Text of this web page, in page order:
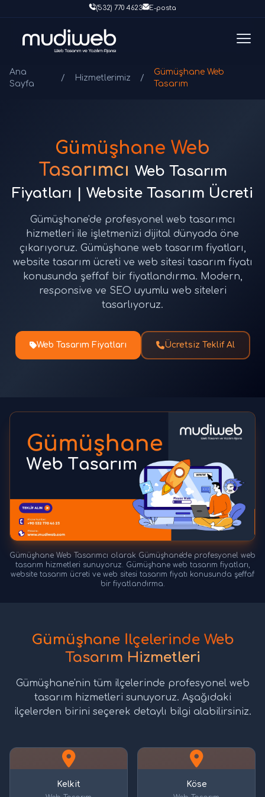
(532) 770 4623 E-posta
Ana
Sayfa
/ Hizmetlerimiz /
Gümüşhane Web
Tasarım
Gümüşhane Web
Tasarımcı Web Tasarım
Fiyatları | Website Tasarım Ücreti
Gümüşhane'de profesyonel web tasarımcı
hizmetleri ile işletmenizi dijital dünyada öne
çıkarıyoruz. Gümüşhane web tasarım fiyatları,
website tasarım ücreti ve web sitesi tasarım fiyatı
konusunda şeffaf bir fiyatlandırma. Modern,
responsive ve SEO uyumlu web siteleri
tasarlıyoruz.
Web Tasarım Fiyatları Ücretsiz Teklif Al
Gümüşhane Web Tasarımcı olarak Gümüşhane'de profesyonel web
tasarım hizmetleri sunuyoruz. Gümüşhane web tasarım fiyatları,
website tasarım ücreti ve web sitesi tasarım fiyatı konusunda şeffaf
bir fiyatlandırma.
Gümüşhane İlçelerinde Web
Tasarım Hizmetleri
Gümüşhane'nin tüm ilçelerinde profesyonel web
tasarım hizmetleri sunuyoruz. Aşağıdaki
ilçelerden birini seçerek detaylı bilgi alabilirsiniz.
Kelkit Köse